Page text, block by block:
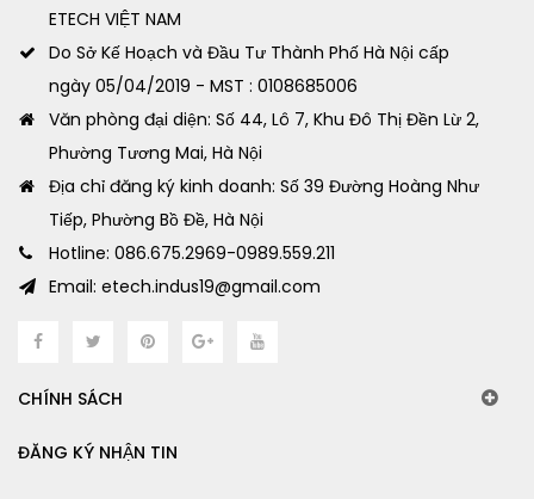
ETECH VIỆT NAM
Do Sở Kế Hoạch và Đầu Tư Thành Phố Hà Nội cấp
ngày 05/04/2019 - MST : 0108685006
Văn phòng đại diện: Số 44, Lô 7, Khu Đô Thị Đền Lừ 2,
Phường Tương Mai, Hà Nội
Địa chỉ đăng ký kinh doanh: Số 39 Đường Hoàng Như
Tiếp, Phường Bồ Đề, Hà Nội
Hotline: 086.675.2969-0989.559.211
Email: etech.indus19@gmail.com
CHÍNH SÁCH
ĐĂNG KÝ NHẬN TIN